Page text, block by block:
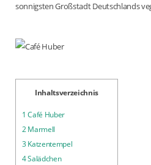
sonnigsten Großstadt Deutschlands
Inhaltsverzeichnis
1 Café Huber
2Marmell
3Katzentempel
4Salädchen